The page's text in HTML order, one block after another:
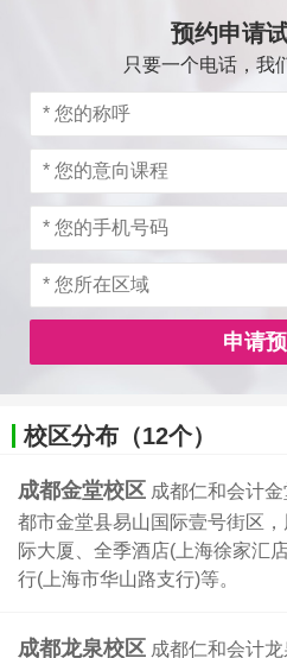
预约申请
只要一个电话，我
申请
校区分布（12个）
成都金堂校区 成都仁和会计
都市金堂县易山国际壹号街区，
际大厦、全季酒店(上海徐家汇
行(上海市华山路支行)等。
成都龙泉校区 成都仁和会计